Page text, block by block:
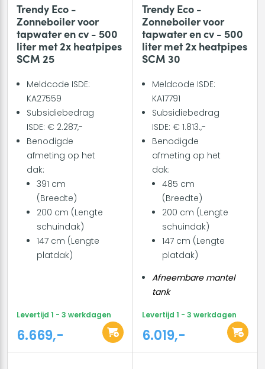
Trendy Eco -
Zonneboiler voor
tapwater en cv - 500
liter met 2x heatpipes
SCM 25
Meldcode ISDE:
KA27559
Subsidiebedrag
ISDE: € 2.287,-
Benodigde
afmeting op het
dak:
391 cm
(Breedte)
200 cm (Lengte
schuindak)
147 cm (Lengte
platdak)
Levertijd 1 - 3 werkdagen
6.669,-
Trendy Eco -
Zonneboiler voor
tapwater en cv - 500
liter met 2x heatpipes
SCM 30
Meldcode ISDE:
KA17791
Subsidiebedrag
ISDE: € 1.813.,-
Benodigde
afmeting op het
dak:
485 cm
(Breedte)
200 cm (Lengte
schuindak)
147 cm (Lengte
platdak)
Afneembare mantel
tank
Levertijd 1 - 3 werkdagen
6.019,-